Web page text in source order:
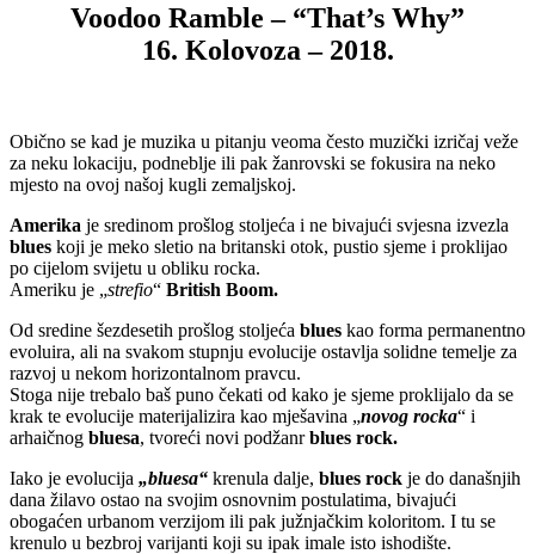
Voodoo Ramble – “That’s Why”
16. Kolovoza – 2018.
Obično se kad je muzika u pitanju veoma često muzički izričaj veže
za neku lokaciju, podneblje ili pak žanrovski se fokusira na neko
mjesto na ovoj našoj kugli zemaljskoj.
Amerika je sredinom prošlog stoljeća i ne bivajući svjesna izvezla
blues koji je meko sletio na britanski otok, pustio sjeme i proklijao
po cijelom svijetu u obliku rocka.
Ameriku je „strefio“ British Boom.
Od sredine šezdesetih prošlog stoljeća blues kao forma permanentno
evoluira, ali na svakom stupnju evolucije ostavlja solidne temelje za
razvoj u nekom horizontalnom pravcu.
Stoga nije trebalo baš puno čekati od kako je sjeme proklijalo da se
krak te evolucije materijalizira kao mješavina „novog rocka“ i
arhaičnog bluesa, tvoreći novi podžanrblues rock.
Iako je evolucija „bluesa“ krenula dalje, blues rock je do današnjih
dana žilavo ostao na svojim osnovnim postulatima, bivajući
obogaćen urbanom verzijom ili pak južnjačkim koloritom. I tu se
krenulo u bezbroj varijanti koji su ipak imale isto ishodište.